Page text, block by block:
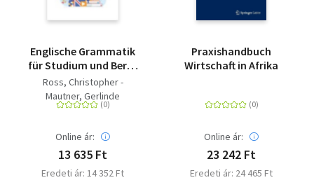
Englische Grammatik
für Studium und Beruf
- Verstehen - Üben -
Anwenden
Ross, Christopher -
Mautner, Gerlinde
Online ár:
13 635 Ft
Eredeti ár: 14 352 Ft
Praxishandbuch
Wirtschaft in Afrika
Online ár:
23 242 Ft
Eredeti ár: 24 465 Ft